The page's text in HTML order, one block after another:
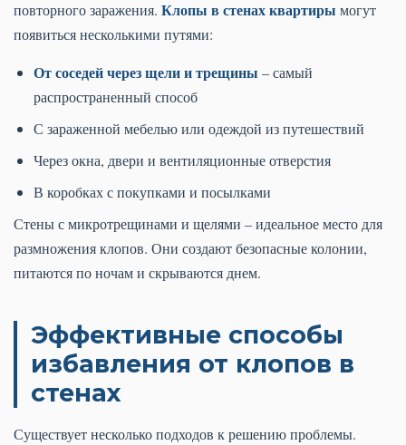
повторного заражения. Клопы в стенах квартиры могут
появиться несколькими путями:
От соседей через щели и трещины – самый
распространенный способ
С зараженной мебелью или одеждой из путешествий
Через окна, двери и вентиляционные отверстия
В коробках с покупками и посылками
Стены с микротрещинами и щелями – идеальное место для
размножения клопов. Они создают безопасные колонии,
питаются по ночам и скрываются днем.
Эффективные способы
избавления от клопов в
стенах
Существует несколько подходов к решению проблемы.